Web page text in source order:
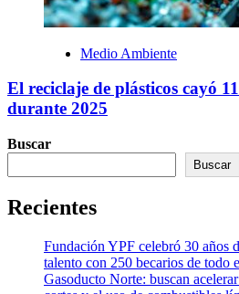
Medio Ambiente
El reciclaje de plásticos cayó
durante 2025
Buscar
Buscar
Recientes
Fundación YPF celebró 30 años
talento con 250 becarios de todo
Gasoducto Norte: buscan